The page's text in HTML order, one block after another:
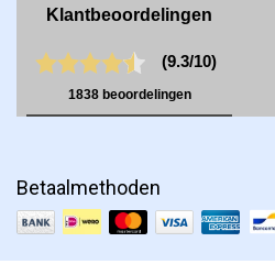
Betaalmethoden